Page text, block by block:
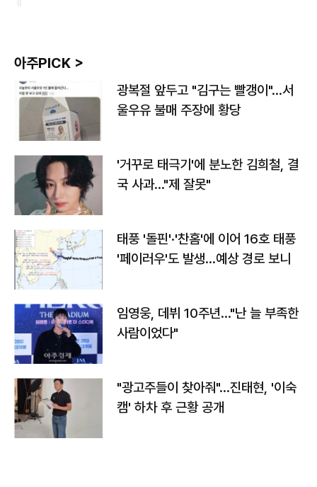
아주PICK >
광복절 앞두고 "김구는 빨갱이"…서
울우유 불매 주장에 황당
'거꾸로 태극기'에 분노한 김희철, 결
국 사과…"제 잘못"
태풍 '돌핀'·'찬홈'에 이어 16호 태풍
'페이러우'도 발생…예상 경로 보니
임영웅, 데뷔 10주년…"난 늘 부족한
사람이었다"
"광고주들이 찾아줘"…진태현, '이숙
캠' 하차 후 근황 공개